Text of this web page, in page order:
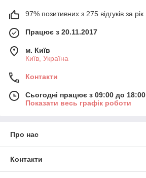
97% позитивних з 275 відгуків за рік
Працює з 20.11.2017
м. Київ
Київ, Україна
Контакти
Сьогодні працює з 09:00 до 18:00
Показати весь графік роботи
Про нас
Контакти